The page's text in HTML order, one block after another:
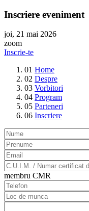
Inscriere eveniment
joi, 21 mai 2026
zoom
Inscrie-te
01 Home
02 Despre
03 Vorbitori
04 Program
05 Parteneri
06 Inscriere
membru CMR